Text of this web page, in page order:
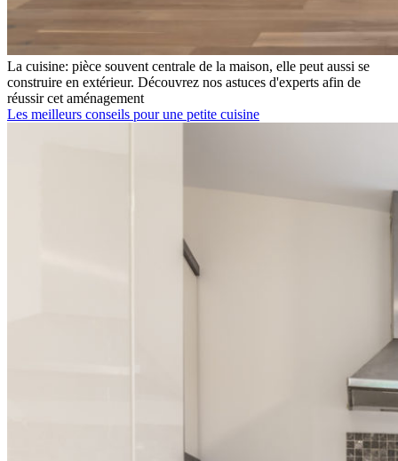
La cuisine: pièce souvent centrale de la maison, elle peut aussi se
construire en extérieur. Découvrez nos astuces d'experts afin de
réussir cet aménagement
Les meilleurs conseils pour une petite cuisine